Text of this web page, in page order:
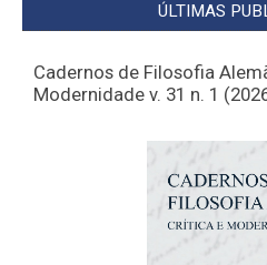
ÚLTIMAS
Cadernos de Filosofia
Modernidade v. 31 n. 1